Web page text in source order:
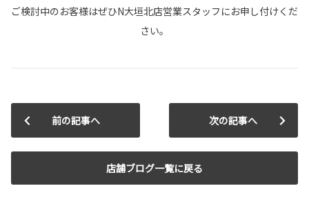
ご検討中のお客様はぜひN大垣北店営業スタッフにお申し付けくだ
さい。
前の記事へ
店舗ブログ一覧に戻る
次の記事へ